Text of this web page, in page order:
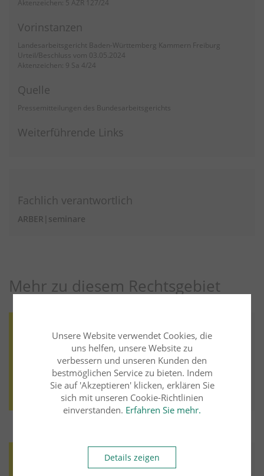
Aktenzeichen: 5 AZR 127/24
Vorinstanzen
Landesarbeitsgericht Baden-Württemberg Kammern Freiburg
Urteil/Beschluss vom 03.05.2024
Aktenzeichen: 9 Sa 4/24
Quelle
Pressemitteilungen des Bundesarbeitsgerichts
Weiterführende Links
Fachlich verantwortlich
ARBER|seminare
Mehr zu diesem Rechtsgebiet
ARBER|seminare
Entgeltgleichheit von Männern und Frauen
Weiter lesen Mehr aus diesem Rechtsgebiet lesen
Unsere Website verwendet Cookies, die
uns helfen, unsere Website zu
verbessern und unseren Kunden den
bestmöglichen Service zu bieten. Indem
Sie auf 'Akzeptieren' klicken, erklären Sie
sich mit unseren Cookie-Richtlinien
einverstanden. Erfahren Sie mehr.
Details zeigen